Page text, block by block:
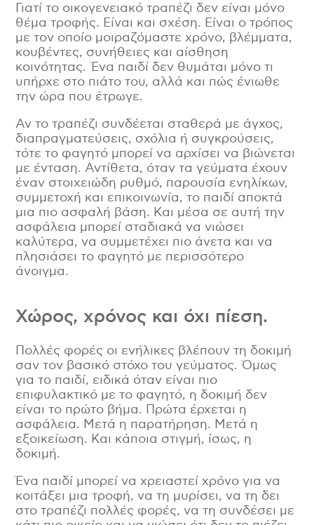
Γιατί το οικογενειακό τραπέζι δεν είναι μόνο
θέμα τροφής. Είναι και σχέση. Είναι ο τρόπος
με τον οποίο μοιραζόμαστε χρόνο, βλέμματα,
κουβέντες, συνήθειες και αίσθηση
κοινότητας. Ένα παιδί δεν θυμάται μόνο τι
υπήρχε στο πιάτο του, αλλά και πώς ένιωθε
την ώρα που έτρωγε.
Αν το τραπέζι συνδέεται σταθερά με άγχος,
διαπραγματεύσεις, σχόλια ή συγκρούσεις,
τότε το φαγητό μπορεί να αρχίσει να βιώνεται
με ένταση. Αντίθετα, όταν τα γεύματα έχουν
έναν στοιχειώδη ρυθμό, παρουσία ενηλίκων,
συμμετοχή και επικοινωνία, το παιδί αποκτά
μια πιο ασφαλή βάση. Και μέσα σε αυτή την
ασφάλεια μπορεί σταδιακά να νιώσει
καλύτερα, να συμμετέχει πιο άνετα και να
πλησιάσει το φαγητό με περισσότερο
άνοιγμα.
Χώρος, χρόνος και όχι πίεση.
Πολλές φορές οι ενήλικες βλέπουν τη δοκιμή
σαν τον βασικό στόχο του γεύματος. Όμως
για το παιδί, ειδικά όταν είναι πιο
επιφυλακτικό με το φαγητό, η δοκιμή δεν
είναι το πρώτο βήμα. Πρώτα έρχεται η
ασφάλεια. Μετά η παρατήρηση. Μετά η
εξοικείωση. Και κάποια στιγμή, ίσως, η
δοκιμή.
Ένα παιδί μπορεί να χρειαστεί χρόνο για να
κοιτάξει μια τροφή, να τη μυρίσει, να τη δει
στο τραπέζι πολλές φορές, να τη συνδέσει με